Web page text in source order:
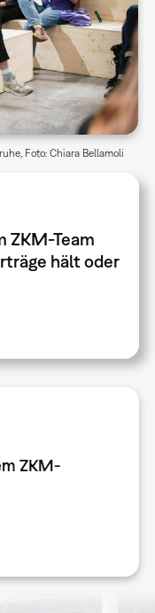
ZKM-Team
hält oder
Foto: Chiara Bellamoli
ZKM-